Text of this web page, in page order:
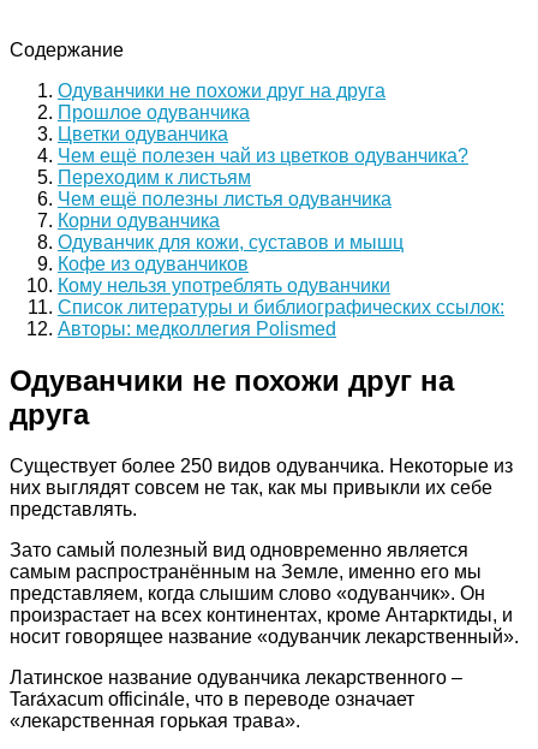
Содержание
Одуванчики не похожи друг на друга
Прошлое одуванчика
Цветки одуванчика
Чем ещё полезен чай из цветков одуванчика?
Переходим к листьям
Чем ещё полезны листья одуванчика
Корни одуванчика
Одуванчик для кожи, суставов и мышц
Кофе из одуванчиков
Кому нельзя употреблять одуванчики
Список литературы и библиографических ссылок:
Авторы: медколлегия Polismed
Одуванчики не похожи друг на
друга
Существует более 250 видов одуванчика. Некоторые из
них выглядят совсем не так, как мы привыкли их себе
представлять.
Зато самый полезный вид одновременно является
самым распространённым на Земле, именно его мы
представляем, когда слышим слово «одуванчик». Он
произрастает на всех континентах, кроме Антарктиды, и
носит говорящее название «одуванчик лекарственный».
Латинское название одуванчика лекарственного –
Tarа́xacum officinа́le, что в переводе означает
«лекарственная горькая трава».